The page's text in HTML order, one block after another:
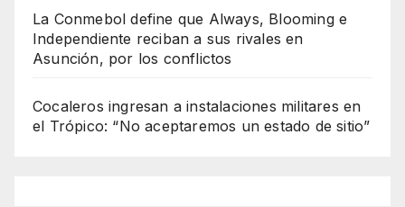
La Conmebol define que Always, Blooming e
Independiente reciban a sus rivales en
Asunción, por los conflictos
Cocaleros ingresan a instalaciones militares en
el Trópico: “No aceptaremos un estado de sitio”